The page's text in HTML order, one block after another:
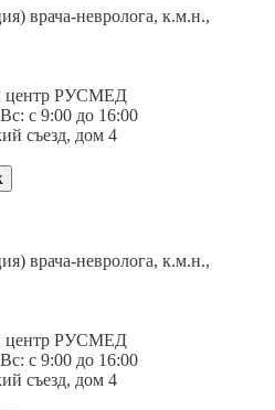
врача-невролога, к.м.н.,
центр РУСМЕД
c 9:00 до 16:00
съезд, дом 4
врача-невролога, к.м.н.,
центр РУСМЕД
c 9:00 до 16:00
съезд, дом 4